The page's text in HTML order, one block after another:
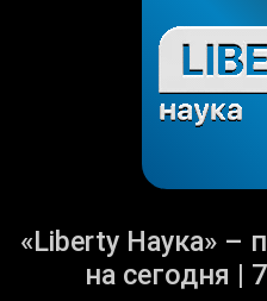
«Liberty Наука» –
на сегодня |